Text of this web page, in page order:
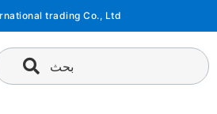
trading Co., Ltd
بحث